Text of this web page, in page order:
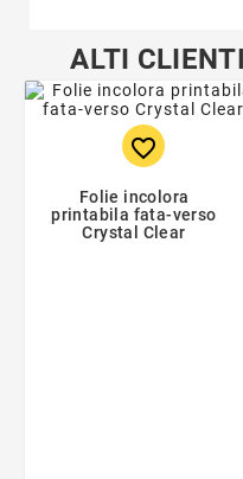
ALTI
favorite_border
Folie incolora
printabila fata-verso
Crystal Clear